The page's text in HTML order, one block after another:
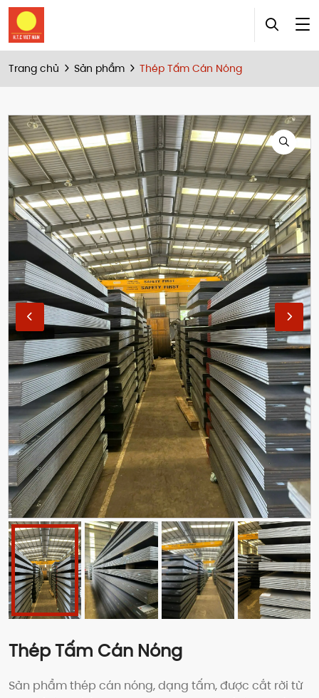
Trang chủ Sản phẩm Thép Tấm Cán Nóng
Thép Tấm Cán Nóng
Sản phẩm thép cán nóng, dạng tấm, được cắt rời từ